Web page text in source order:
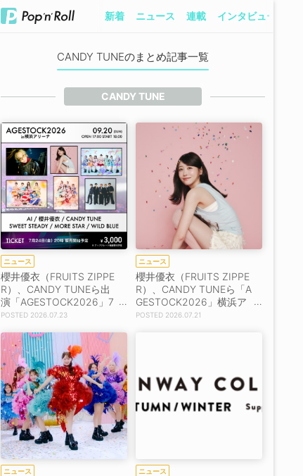
新着 ニュース 連載 インタビュー
CANDY TUNEのまとめ記事一覧
CANDY TUNE
ニュース
櫻井優衣（FRUITS ZIPPE
R）、CANDY TUNEら出
演「AGESTOCK2026」7
月24日よりチケット販売
2026.07.23
ニュース
櫻井優衣（FRUITS ZIPPE
R）、CANDY TUNEら「A
GESTOCK2026」横浜ア
リーナ出演へコメント到
2026.07.21
ニュース ニュース